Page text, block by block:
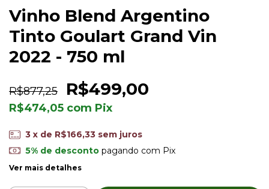
Vinho Blend Argentino
Tinto Goulart Grand Vin
2022 - 750 ml
R$877,25 R$499,00
R$474,05 com Pix
3 x de R$166,33 sem juros
5% de descontopagando com Pix
Ver mais detalhes